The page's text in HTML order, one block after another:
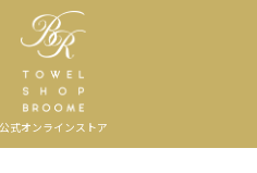
公式オンラインストア